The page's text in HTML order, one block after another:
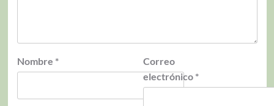
Nombre *
Correo
electrónico *